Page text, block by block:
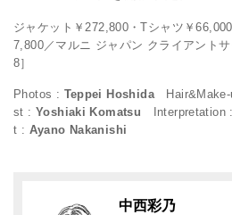
ジャケット￥272,800・Tシャツ￥
7,800／マルニ ジャパン クライアント
8］
Photos : Teppei Hoshida
st : Yoshiaki Komatsu Interpretation :
t : Ayano Nakanishi
中西彩乃